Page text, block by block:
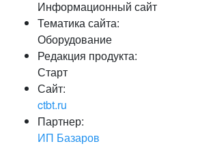
Забыли свой пароль?
Информационный сайт
Тематика сайта:
Оборудование
Редакция продукта:
Старт
Сайт:
ctbt.ru
Партнер:
ИП Базаров